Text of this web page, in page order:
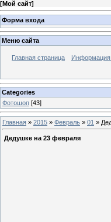
[Мой сайт]
Форма входа
Меню сайта
Главная страница Информация
Categories
Фотошоп [43]
Главная » 2015 » Февраль » 01 »
Дедушке на 23 февраля